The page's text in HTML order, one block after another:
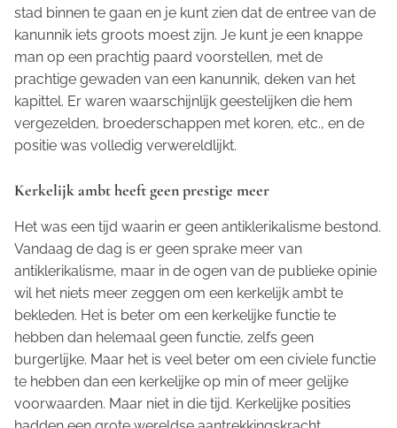
stad binnen te gaan en je kunt zien dat de entree van de
kanunnik iets groots moest zijn. Je kunt je een knappe
man op een prachtig paard voorstellen, met de
prachtige gewaden van een kanunnik, deken van het
kapittel. Er waren waarschijnlijk geestelijken die hem
vergezelden, broederschappen met koren, etc., en de
positie was volledig verwereldlijkt.
Kerkelijk ambt heeft geen prestige meer
Het was een tijd waarin er geen antiklerikalisme bestond.
Vandaag de dag is er geen sprake meer van
antiklerikalisme, maar in de ogen van de publieke opinie
wil het niets meer zeggen om een kerkelijk ambt te
bekleden. Het is beter om een kerkelijke functie te
hebben dan helemaal geen functie, zelfs geen
burgerlijke. Maar het is veel beter om een civiele functie
te hebben dan een kerkelijke op min of meer gelijke
voorwaarden. Maar niet in die tijd. Kerkelijke posities